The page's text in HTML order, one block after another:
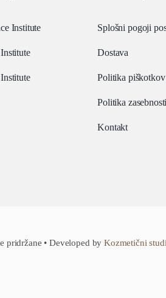
Institute Splošni pogoji
Dostava
Politika piškotkov
Politika zasebnosti
Kontakt
pridržane • Developed byKozmetični